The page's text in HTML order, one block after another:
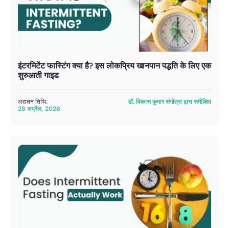
इंटरमिटेंट फास्टिंग क्या है? इस लोकप्रिय खानपान पद्धति के लिए एक
शुरुआती गाइड
अद्यतन तिथि:
28 अप्रैल, 2026
डॉ. विकास कुमार संगोत्रा ​​द्वारा समीक्षित